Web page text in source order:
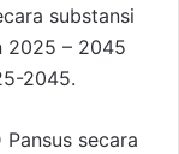
substansi
2025 – 2045
2045.
Pansus secara